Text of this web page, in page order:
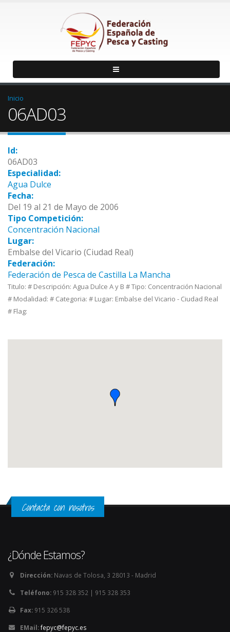
Inicio
06AD03
Id:
06AD03
Especialidad:
Agua Dulce
Fecha:
Del 19 al 21 de Mayo de 2006
Tipo Competición:
Concentración Nacional
Lugar:
Embalse del Vicario (Ciudad Real)
Federación:
Federación de Pesca de Castilla La Mancha
Titulo: # Descripción: Agua Dulce A y B # Tipo: Concentración Nacional
# Modalidad: # Categoria: # Lugar: Embalse del Vicario - Ciudad Real
# Flag:
Contacta con nosotros
¿Dónde Estamos?
Dirección: Navas de Tolosa, 3 28013 - Madrid
Teléfono: 915 328 352 | 915 328 353
Fax: 915 326 538
EMail:fepyc@fepyc.es